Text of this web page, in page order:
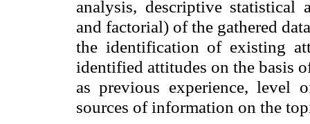
analysis, descriptive statistical
and factorial) of the gathered
the identification of existing
identified attitudes on the basis
as previous experience, level
sources of information on the